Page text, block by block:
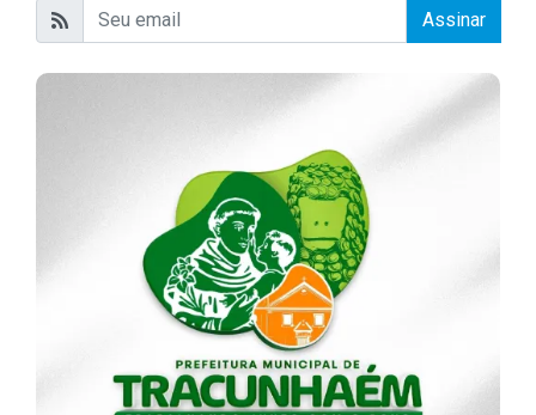
Assinar